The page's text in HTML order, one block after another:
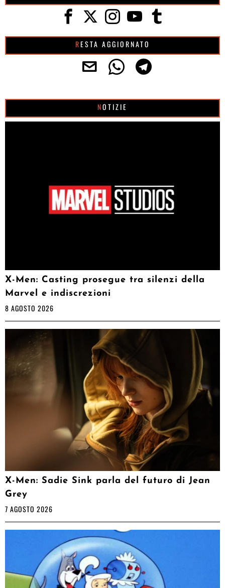
RESTA AGGIORNATO
NOTIZIE
X-Men: Casting prosegue tra silenzi della
Marvel e indiscrezioni
8 AGOSTO 2026
X-Men: Sadie Sink parla del futuro di Jean
Grey
7 AGOSTO 2026